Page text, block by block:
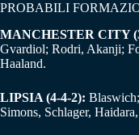
PROBABILI
MANCHESTER CITY
Gvardiol; Rodri, Akanji;
Haaland.
LIPSIA (4-4-2):
Simons, Schlager,